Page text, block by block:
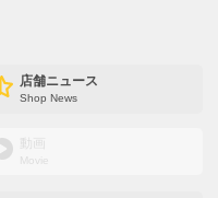
店舗ニュース
Shop News
Movie